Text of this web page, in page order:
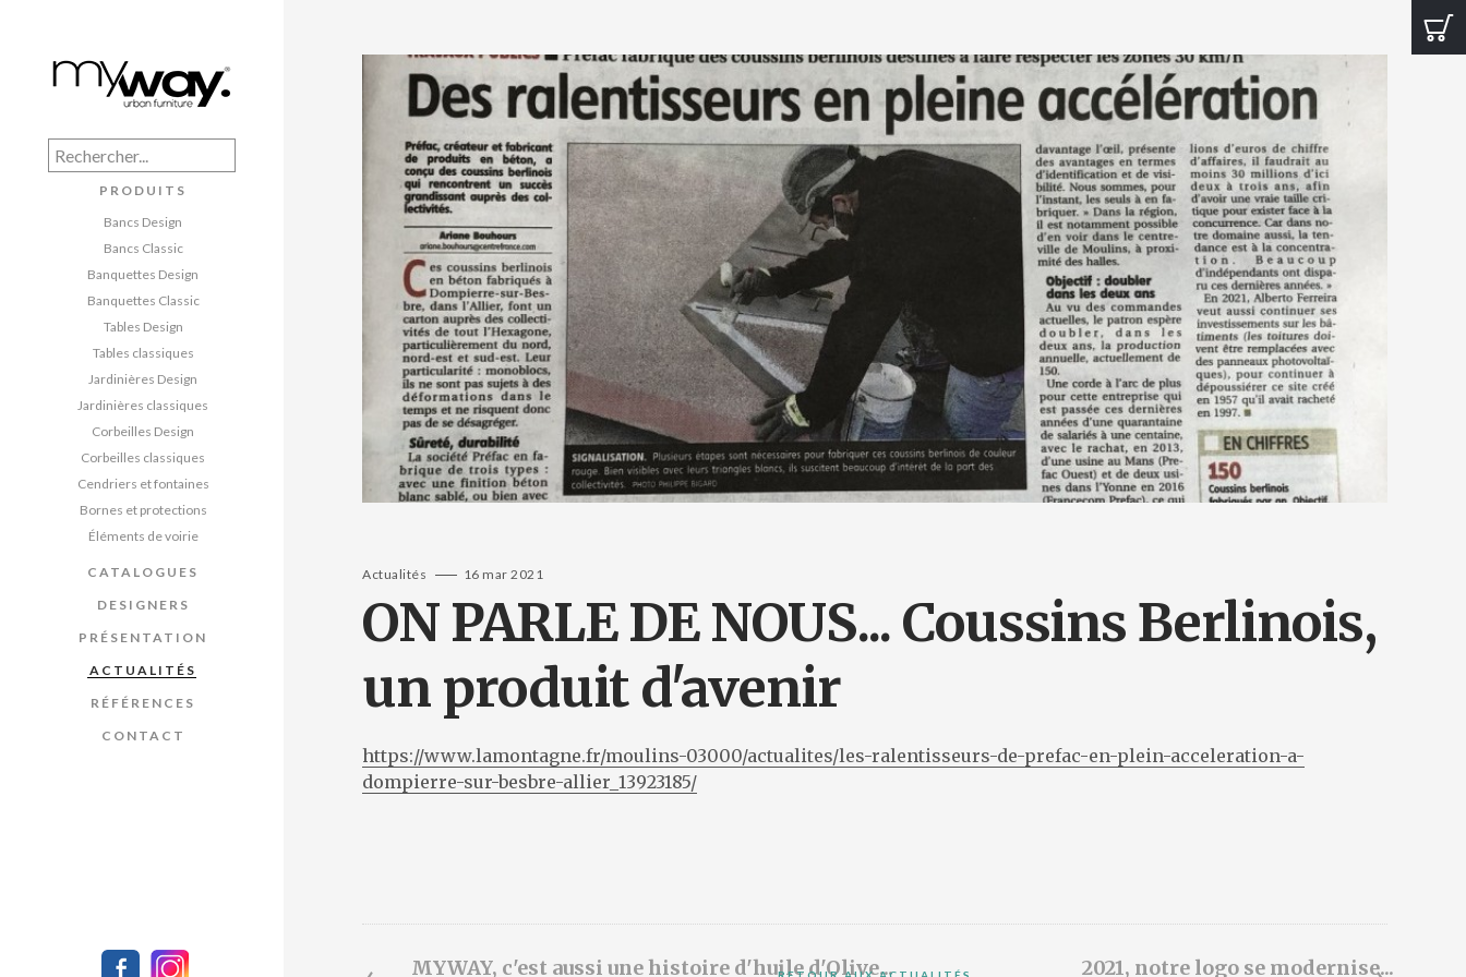
PRODUITS
Bancs Design
Bancs Classic
Banquettes Design
Banquettes Classic
Tables Design
Tables classiques
Jardinières Design
Jardinières classiques
Corbeilles Design
Corbeilles classiques
Cendriers et fontaines
Bornes et protections
Éléments de voirie
CATALOGUES
DESIGNERS
PRÉSENTATION
ACTUALITÉS
RÉFÉRENCES
CONTACT
Actualités 16 mar 2021
ON PARLE DE NOUS... Coussins Berlinois,
un produit d'avenir
https://www.lamontagne.fr/moulins-03000/actualites/les-ralentisseurs-de-prefac-en-plein-acceleration-a-
dompierre-sur-besbre-allier_13923185/
MYWAY, c'est aussi une histoire d'huile d'Olive... 2021, notre logo se modernise...